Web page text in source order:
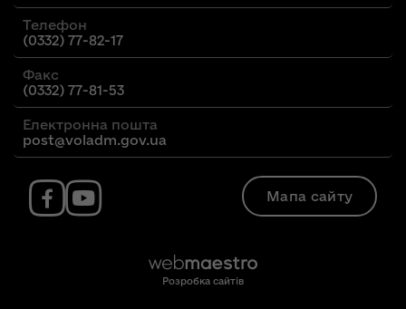
Телефон
(0332) 77-82-17
Факс
(0332) 77-81-53
Електронна пошта
post@voladm.gov.ua
Мапа сайту
Розробка сайтів